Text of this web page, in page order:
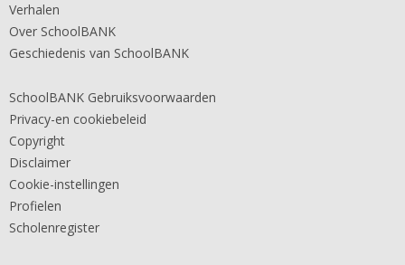
Verhalen
Over SchoolBANK
Geschiedenis van SchoolBANK
SchoolBANK Gebruiksvoorwaarden
Privacy-en cookiebeleid
Copyright
Disclaimer
Cookie-instellingen
Profielen
Scholenregister